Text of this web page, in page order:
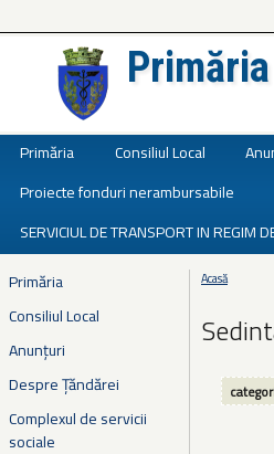
Primăria Consiliul Local
Proiecte fonduri nerambursabile
SERVICIUL DE TRANSPORT IN REGIM
Primăria
Consiliul Local
Anunțuri
Despre Țăndărei
Complexul de servicii
sociale
Eşti aici
Acasă